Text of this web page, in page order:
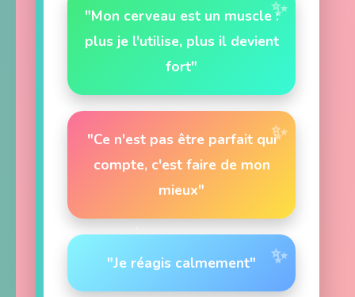
"Mon cerveau est un muscle :
plus je l'utilise, plus il devient
fort"
"Ce n'est pas être parfait qui
compte, c'est faire de mon
mieux"
"Je réagis calmement"